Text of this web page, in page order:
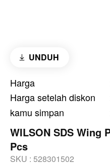
UNDUH
Harga
Harga setelah diskon
kamu simpan
WILSON SDS Wing
Pcs
SKU : 528301502